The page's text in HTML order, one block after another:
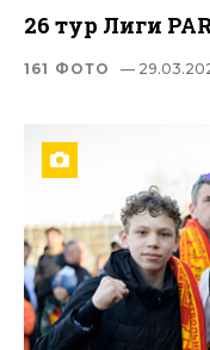
26 тур Лиги
161 ФОТО —